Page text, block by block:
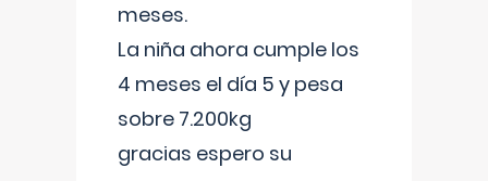
meses.
La niña ahora cumple los
4 meses el día 5 y pesa
sobre 7.200kg
gracias espero su